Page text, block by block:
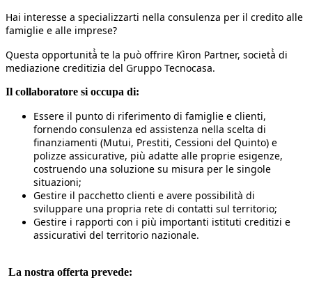
Hai interesse a specializzarti nella consulenza per il credito alle
famiglie e alle imprese?
Questa opportunità̀ te la può offrire Kìron Partner, società̀ di
mediazione creditizia del Gruppo Tecnocasa.
Il collaboratore si occupa di:
Essere il punto di riferimento di famiglie e clienti,
fornendo consulenza ed assistenza nella scelta di
finanziamenti (Mutui, Prestiti, Cessioni del Quinto) e
polizze assicurative, più adatte alle proprie esigenze,
costruendo una soluzione su misura per le singole
situazioni;
Gestire il pacchetto clienti e avere possibilità di
sviluppare una propria rete di contatti sul territorio;
Gestire i rapporti con i più importanti istituti creditizi e
assicurativi del territorio nazionale.
La nostra offerta prevede: